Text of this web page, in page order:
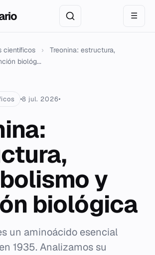
☰
científicos ›
Treonina: estructura,
biológ...
8 jul. 2026
y
biológica
un aminoácido esencial
1935. Analizamos su